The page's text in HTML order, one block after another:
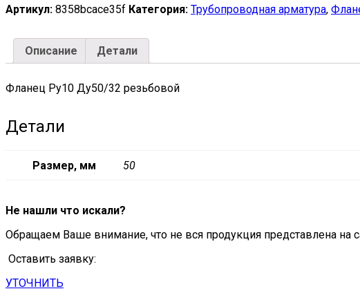
Артикул: 8358bcace35f Категория: Трубопроводная арматура,
Описание Детали
Фланец Ру10 Ду50/32 резьбовой
Детали
Размер, мм 50
Не нашли что искали?
Обращаем Ваше внимание, что не вся продукция представлена
Оставить заявку:
УТОЧНИТЬ